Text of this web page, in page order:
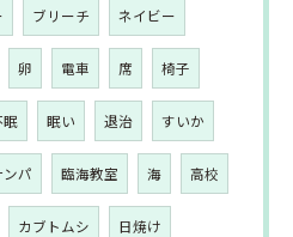
ブリーチ ネイビー
卵 電車 席 椅子
眠 眠い 退治 すいか
ンパ 臨海教室 海 高校
カブトムシ 日焼け